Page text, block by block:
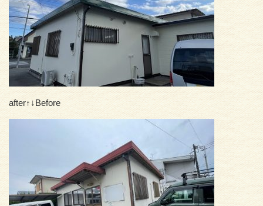
after↑↓Before